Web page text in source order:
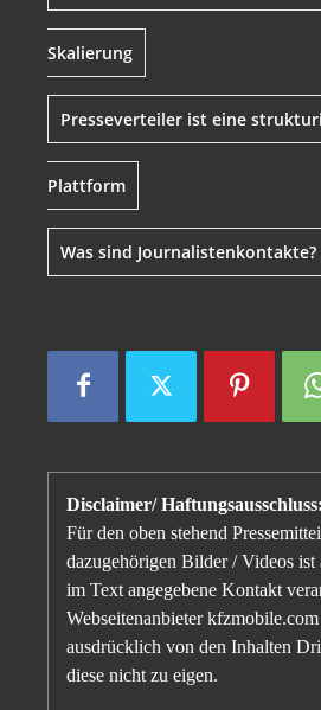
Skalierung
Presseverteiler ist eine
Plattform
Was sind Journalistenkontakte?
Disclaimer/ Haftungsausschluss:
Für den oben stehend
dazugehörigen Bilder / Videos ist
im Text angegebene Kontakt
Webseitenanbieter
ausdrücklich von den Inhalten
diese nicht zu eigen.